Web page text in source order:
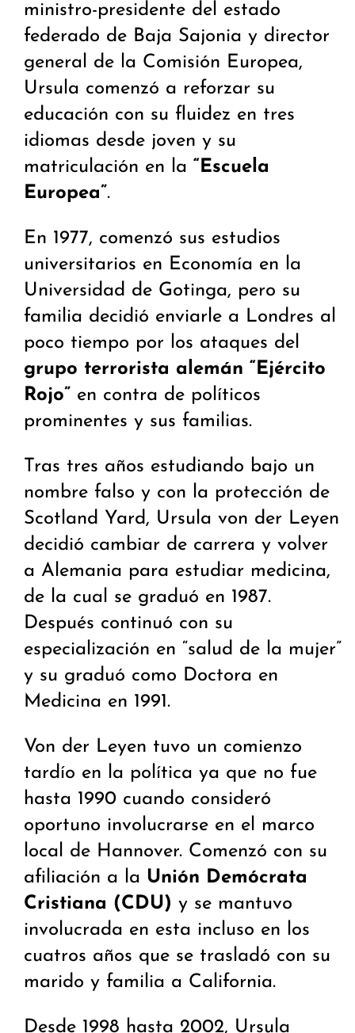
ministro-presidente del estado
federado de Baja Sajonia y director
general de la Comisión Europea,
Ursula comenzó a reforzar su
educación con su fluidez en tres
idiomas desde joven y su
matriculación en la “Escuela
Europea”.
En 1977, comenzó sus estudios
universitarios en Economía en la
Universidad de Gotinga, pero su
familia decidió enviarle a Londres al
poco tiempo por los ataques del
grupo terrorista alemán “Ejército
Rojo” en contra de políticos
prominentes y sus familias.
Tras tres años estudiando bajo un
nombre falso y con la protección de
Scotland Yard, Ursula von der Leyen
decidió cambiar de carrera y volver
a Alemania para estudiar medicina,
de la cual se graduó en 1987.
Después continuó con su
especialización en “salud de la mujer”
y su graduó como Doctora en
Medicina en 1991.
Von der Leyen tuvo un comienzo
tardío en la política ya que no fue
hasta 1990 cuando consideró
oportuno involucrarse en el marco
local de Hannover. Comenzó con su
afiliación a la Unión Demócrata
Cristiana (CDU) y se mantuvo
involucrada en esta incluso en los
cuatros años que se trasladó con su
marido y familia a California.
Desde 1998 hasta 2002, Ursula